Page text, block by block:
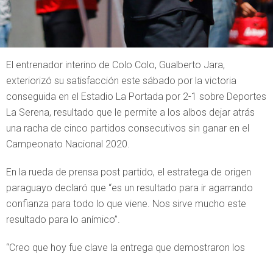
El entrenador interino de Colo Colo, Gualberto Jara,
exteriorizó su satisfacción este sábado por la victoria
conseguida en el Estadio La Portada por 2-1 sobre Deportes
La Serena, resultado que le permite a los albos dejar atrás
una racha de cinco partidos consecutivos sin ganar en el
Campeonato Nacional 2020.
En la rueda de prensa post partido, el estratega de origen
paraguayo declaró que “es un resultado para ir agarrando
confianza para todo lo que viene. Nos sirve mucho este
resultado para lo anímico”.
“Creo que hoy fue clave la entrega que demostraron los